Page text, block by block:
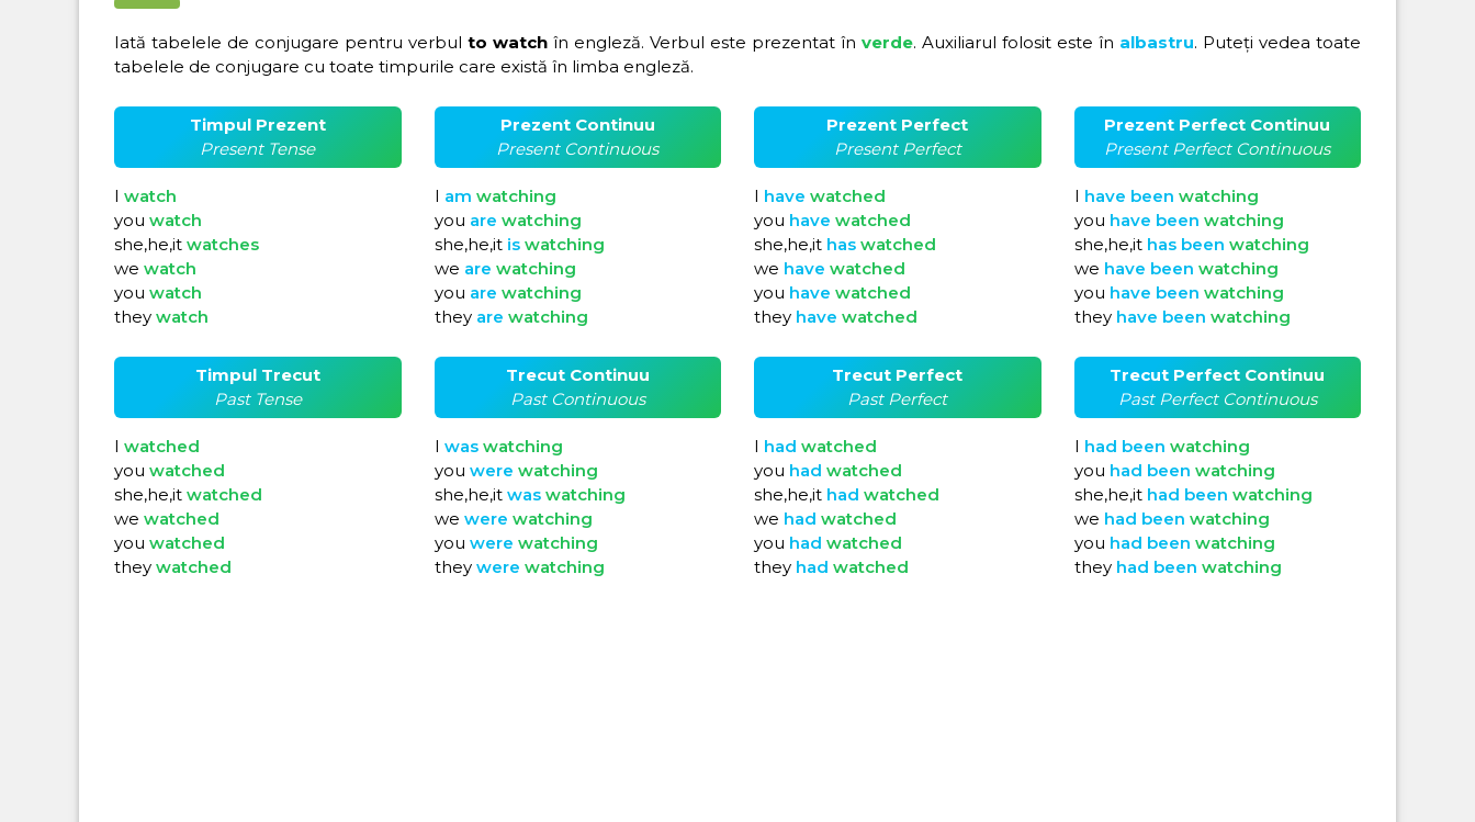
Iată tabelele de conjugare pentru verbul to watch în engleză. Verbul este prezentat în verde. Auxiliarul folosit este în albastru. Puteți vedea toate
tabelele de conjugare cu toate timpurile care există în limba engleză.
Timpul Prezent
Present Tense
I watch
you watch
she,he,it watches
we watch
you watch
they watch
Prezent Continuu
Present Continuous
I am watching
you are watching
she,he,it is watching
we are watching
you are watching
they are watching
Prezent Perfect
Present Perfect
I have watched
you have watched
she,he,it has watched
we have watched
you have watched
they have watched
Prezent Perfect Continuu
Present Perfect Continuous
I have been watching
you have been watching
she,he,it has been watching
we have been watching
you have been watching
they have been watching
Timpul Trecut
Past Tense
I watched
you watched
she,he,it watched
we watched
you watched
they watched
Trecut Continuu
Past Continuous
I was watching
you were watching
she,he,it was watching
we were watching
you were watching
they were watching
Trecut Perfect
Past Perfect
I had watched
you had watched
she,he,it had watched
we had watched
you had watched
they had watched
Trecut Perfect Continuu
Past Perfect Continuous
I had been watching
you had been watching
she,he,it had been watching
we had been watching
you had been watching
they had been watching